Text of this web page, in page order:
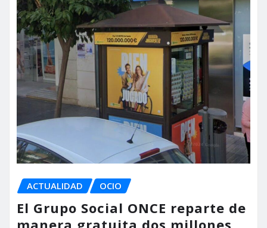
ACTUALIDAD OCIO
El Grupo Social ONCE reparte de
manera gratuita dos millones